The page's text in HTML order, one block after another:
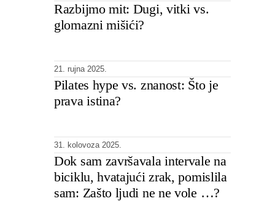
Razbijmo mit: Dugi, vitki vs.
glomazni mišići?
21. rujna 2025.
Pilates hype vs. znanost: Što je
prava istina?
31. kolovoza 2025.
Dok sam završavala intervale na
biciklu, hvatajući zrak, pomislila
sam: Zašto ljudi ne ne vole …?